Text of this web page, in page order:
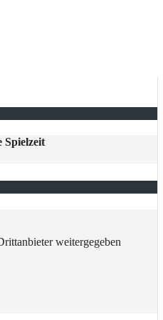
Spielzeit
weitergegeben